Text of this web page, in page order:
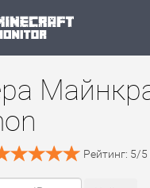
Рейтинг: 5/5